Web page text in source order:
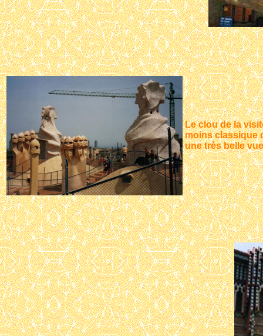
Le clou de la
moins classique
une très belle